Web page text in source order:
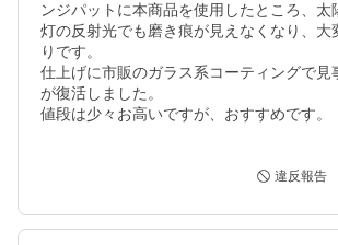
ンジパットに本商品を使用したところ、太
灯の反射光でも磨き痕が見えなくなり、大
りです。
仕上げに市販のガラス系コーティングで見
が復活しました。
値段は少々お高いですが、おすすめです。
違反報告